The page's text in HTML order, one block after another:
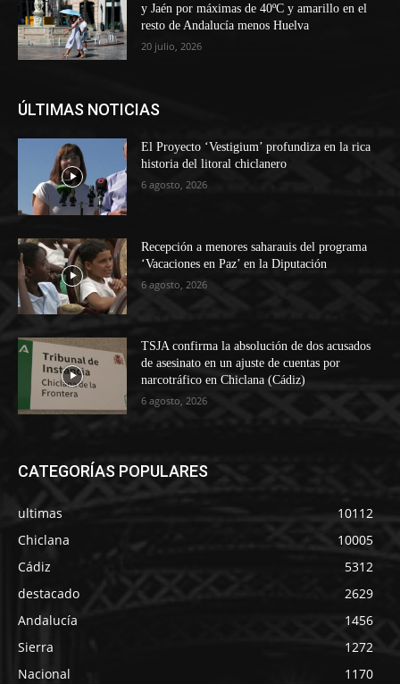
y Jaén por máximas de 40ºC y amarillo en el
resto de Andalucía menos Huelva
20 julio, 2026
ÚLTIMAS NOTICIAS
El Proyecto ‘Vestigium’ profundiza en la rica
historia del litoral chiclanero
6 agosto, 2026
Recepción a menores saharauis del programa
‘Vacaciones en Paz’ en la Diputación
6 agosto, 2026
TSJA confirma la absolución de dos acusados
de asesinato en un ajuste de cuentas por
narcotráfico en Chiclana (Cádiz)
6 agosto, 2026
CATEGORÍAS POPULARES
ultimas
10112
Chiclana
10005
Cádiz
5312
destacado
2629
Andalucía
1456
Sierra
1272
Nacional
1170